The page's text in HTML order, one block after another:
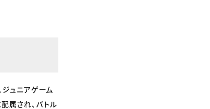
ュニアゲーム
属され、バトル